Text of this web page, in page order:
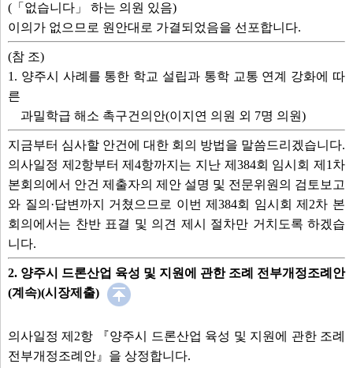
(「없습니다」 하는 의원 있음)
이의가 없으므로 원안대로 가결되었음을 선포합니다.
(참 조)
1. 양주시 사례를 통한 학교 설립과 통학 교통 연계 강화에 따
른
과밀학급 해소 촉구건의안(이지연 의원 외 7명 의원)
지금부터 심사할 안건에 대한 회의 방법을 말씀드리겠습니다.
의사일정 제2항부터 제4항까지는 지난 제384회 임시회 제1차
본회의에서 안건 제출자의 제안 설명 및 전문위원의 검토보고
와 질의·답변까지 거쳤으므로 이번 제384회 임시회 제2차 본
회의에서는 찬반 표결 및 의견 제시 절차만 거치도록 하겠습
니다.
2. 양주시 드론산업 육성 및 지원에 관한 조례 전부개정조례안
(계속)(시장제출)
의사일정 제2항 『양주시 드론산업 육성 및 지원에 관한 조례
전부개정조례안』을 상정합니다.